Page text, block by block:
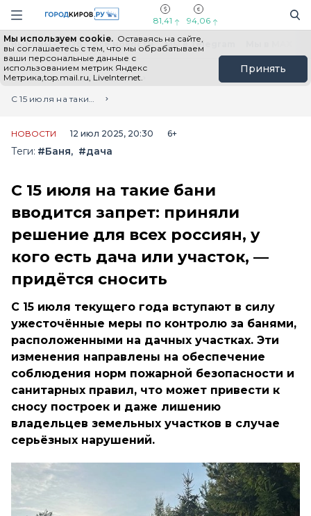
Навигация сайта
81,41 94,06
Мы используем cookie. Оставаясь на сайте,
вы соглашаетесь с тем, что мы обрабатываем
ваши персональные данные с
использованием метрик Яндекс
Метрика,top.mail.ru, LiveInternet.
Принять
Выборы - 2026 Все новости Мы в Telegram
Главная
Лента новостей
С 15 июля на такие бани вводится запрет: приняли решение для всех россиян, у кого есть дача или участок, — придётся сносить
НОВОСТИ 12 июл 2025, 20:30 6+
Теги: #Баня #дача
С 15 июля на такие бани
вводится запрет: приняли
решение для всех россиян, у
кого есть дача или участок, —
придётся сносить
С 15 июля текущего года вступают в силу
ужесточённые меры по контролю за банями,
расположенными на дачных участках. Эти
изменения направлены на обеспечение
соблюдения норм пожарной безопасности и
санитарных правил, что может привести к
сносу построек и даже лишению
владельцев земельных участков в случае
серьёзных нарушений.